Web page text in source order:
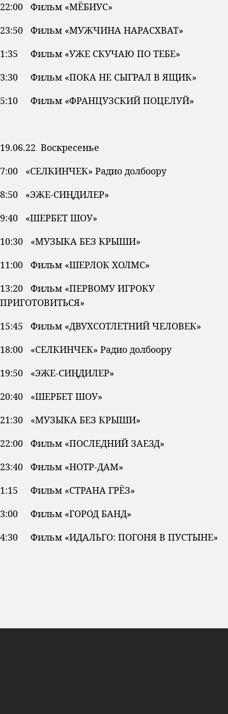
22:00 Фильм «МЁБИУС»
23:50 Фильм «МУЖЧИНА НАРАСХВАТ»
1:35 Фильм «УЖЕ СКУЧАЮ ПО ТЕБЕ»
3:30 Фильм «ПОКА НЕ СЫГРАЛ В ЯЩИК»
5:10 Фильм «ФРАНЦУЗСКИЙ ПОЦЕЛУЙ»
19.06.22 Воскресенье
7:00 «СЕЛКИНЧЕК» Радио долбоору
8:50 «ЭЖЕ-СИҢДИЛЕР»
9:40 «ШЕРБЕТ ШОУ»
10:30 «МУЗЫКА БЕЗ КРЫШИ»
11:00 Фильм «ШЕРЛОК ХОЛМС»
13:20 Фильм «ПЕРВОМУ ИГРОКУ
ПРИГОТОВИТЬСЯ»
15:45 Фильм «ДВУХСОТЛЕТНИЙ ЧЕЛОВЕК»
18:00 «СЕЛКИНЧЕК» Радио долбоору
19:50 «ЭЖЕ-СИҢДИЛЕР»
20:40 «ШЕРБЕТ ШОУ»
21:30 «МУЗЫКА БЕЗ КРЫШИ»
22:00 Фильм «ПОСЛЕДНИЙ ЗАЕЗД»
23:40 Фильм «НОТР-ДАМ»
1:15 Фильм «СТРАНА ГРЁЗ»
3:00 Фильм «ГОРОД БАНД»
4:30 Фильм «ИДАЛЬГО: ПОГОНЯ В ПУСТЫНЕ»